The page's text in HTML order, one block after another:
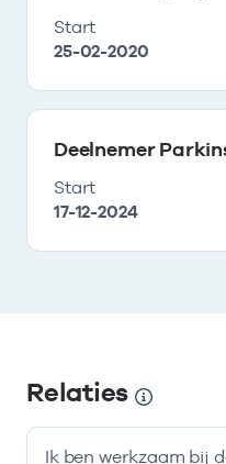
Start
25-02-2020
Deelnemer
Start
17-12-2024
Relaties
Ik ben werkzaam bij